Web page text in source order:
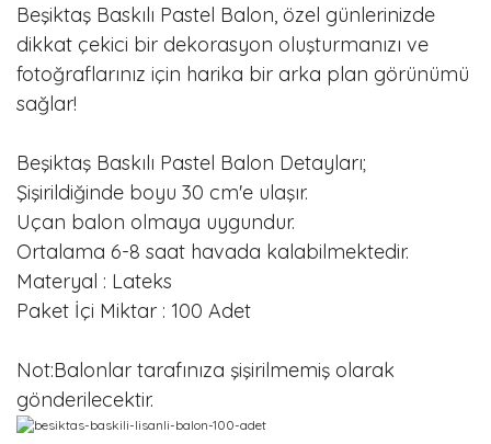
Beşiktaş Baskılı Pastel Balon, özel günlerinizde
dikkat çekici bir dekorasyon oluşturmanızı ve
fotoğraflarınız için harika bir arka plan görünümü
sağlar!
Beşiktaş Baskılı Pastel Balon Detayları;
Şişirildiğinde boyu 30 cm'e ulaşır.
Uçan balon olmaya uygundur.
Ortalama 6-8 saat havada kalabilmektedir.
Materyal : Lateks
Paket İçi Miktar : 100 Adet
Not:Balonlar tarafınıza şişirilmemiş olarak
gönderilecektir.